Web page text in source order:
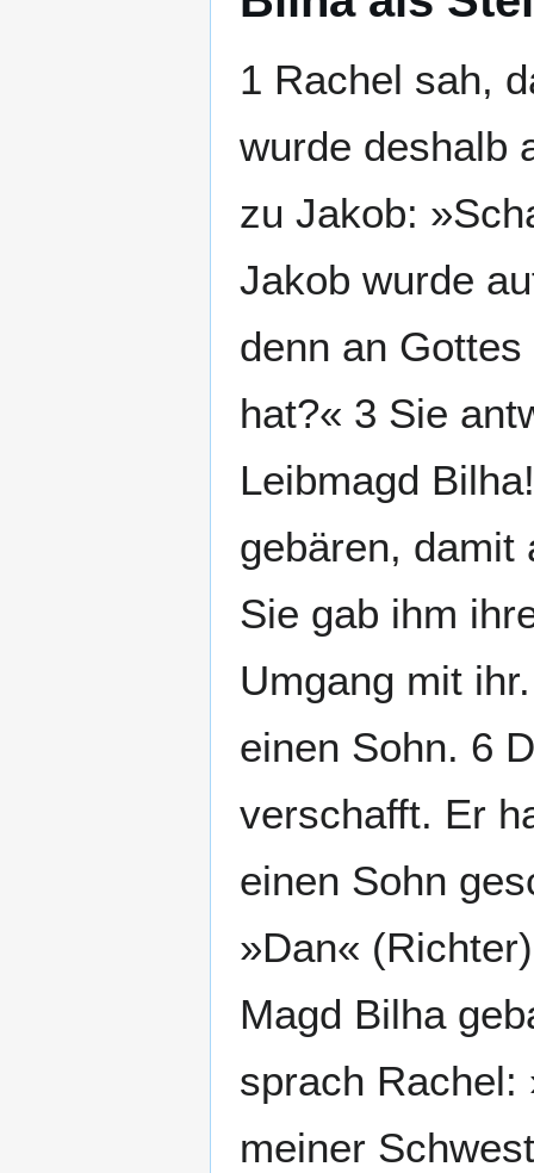
1 Rachel sah,
wurde deshalb
zu Jakob:
Jakob wurde
denn an
hat?« 3 Sie
Leibmagd
gebären, damit
Sie gab ihm
Umgang mit
einen Sohn. 6
verschafft. Er
einen Sohn
»Dan«
Magd Bilha
sprach Rachel:
meiner